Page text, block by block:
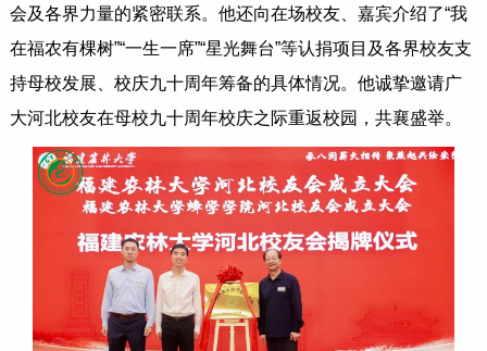
会及各界力量的紧密联系。他还向在场校友、嘉宾介绍了“我
在福农有棵树”“一生一席”“星光舞台”等认捐项目及各界校友支
持母校发展、校庆九十周年筹备的具体情况。他诚挚邀请广
大河北校友在母校九十周年校庆之际重返校园，共襄盛举。